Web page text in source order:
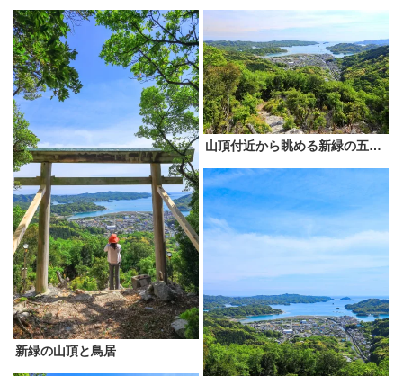
新緑の山頂と鳥居
山頂付近から眺める新緑の五ヶ所浦